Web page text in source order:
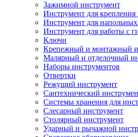
Зажимной инструмент
Инструмент для крепления
Инструмент для
Инструмент для работы с
Ключи
Крепежный и монтажный
Малярный и отделочный
Наборы инструментов
Отвертки
Режущий инструмент
Сантехнический
Системы хранения для
Слесарный инструмент
Столярный инструмент
Ударный и рычажной